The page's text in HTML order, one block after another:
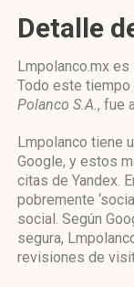
Detalle
Lmpolanco.mx
Todo este
Polanco S.A., fue
Lmpolanco tiene
Google, y estos
citas de Yandex.
pobremente
social. Según
segura,
revisiones de